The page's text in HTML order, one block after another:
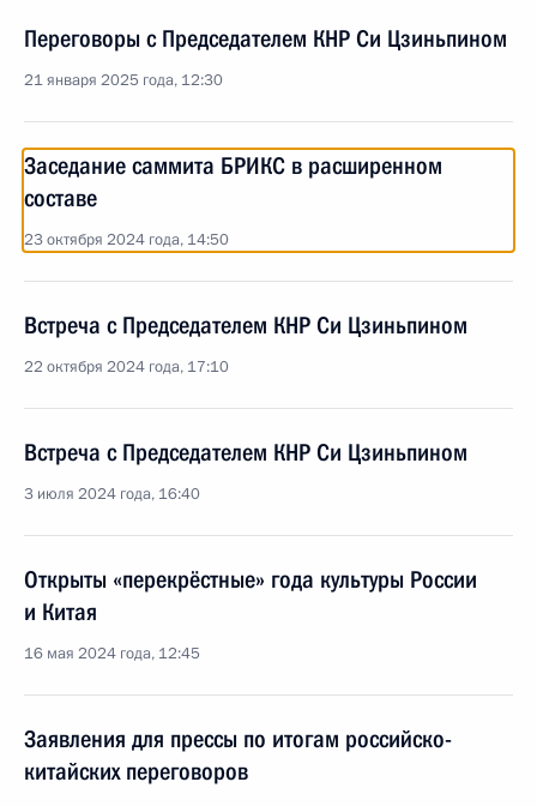
Переговоры с Председателем КНР Си Цзиньпином
21 января 2025 года, 12:30
Заседание саммита БРИКС в расширенном
составе
23 октября 2024 года, 14:50
Встреча с Председателем КНР Си Цзиньпином
22 октября 2024 года, 17:10
Встреча с Председателем КНР Си Цзиньпином
3 июля 2024 года, 16:40
Открыты «перекрёстные» года культуры России
и Китая
16 мая 2024 года, 12:45
Заявления для прессы по итогам российско-
китайских переговоров